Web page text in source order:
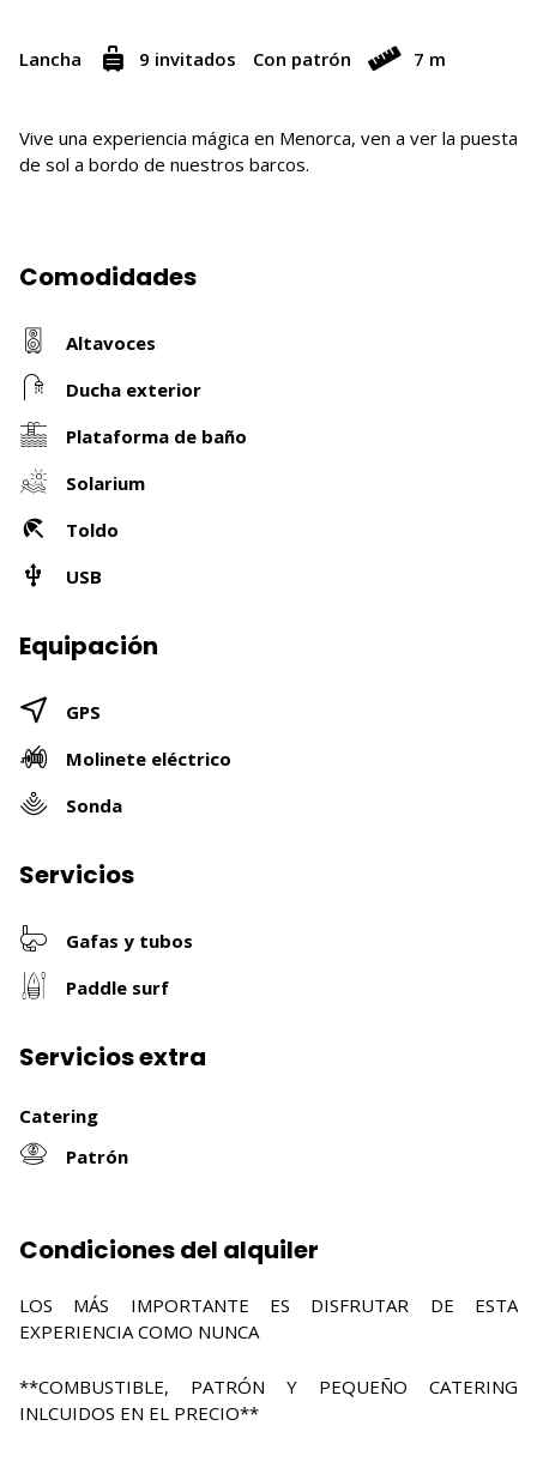
Lancha 9 invitados Con patrón 7 m
Vive una experiencia mágica en Menorca, ven a ver la puesta
de sol a bordo de nuestros barcos.
Comodidades
Altavoces
Ducha exterior
Plataforma de baño
Solarium
Toldo
USB
Equipación
GPS
Molinete eléctrico
Sonda
Servicios
Gafas y tubos
Paddle surf
Servicios extra
Catering
Patrón
Condiciones del alquiler
LOS MÁS IMPORTANTE ES DISFRUTAR DE ESTA
EXPERIENCIA COMO NUNCA
**COMBUSTIBLE, PATRÓN Y PEQUEÑO CATERING
INLCUIDOS EN EL PRECIO**